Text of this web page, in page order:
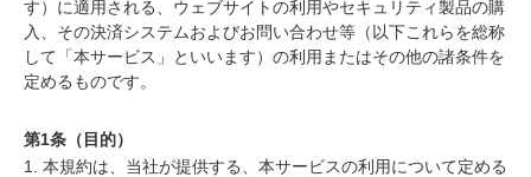
す）に適用される、ウェブサイトの利用やセキュリティ製品の購
入、その決済システムおよびお問い合わせ等（以下これらを総称
して「本サービス」といいます）の利用またはその他の諸条件を
定めるものです。
第1条（目的）
1. 本規約は、当社が提供する、本サービスの利用について定める